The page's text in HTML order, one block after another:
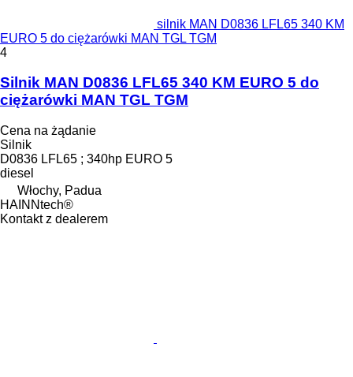
silnik MAN D0836 LFL65 340 KM
EURO 5 do ciężarówki MAN TGL TGM
4
Silnik MAN D0836 LFL65 340 KM EURO 5 do
ciężarówki MAN TGL TGM
Cena na żądanie
Silnik
D0836 LFL65 ; 340hp EURO 5
diesel
Włochy, Padua
HAINNtech®
Kontakt z dealerem